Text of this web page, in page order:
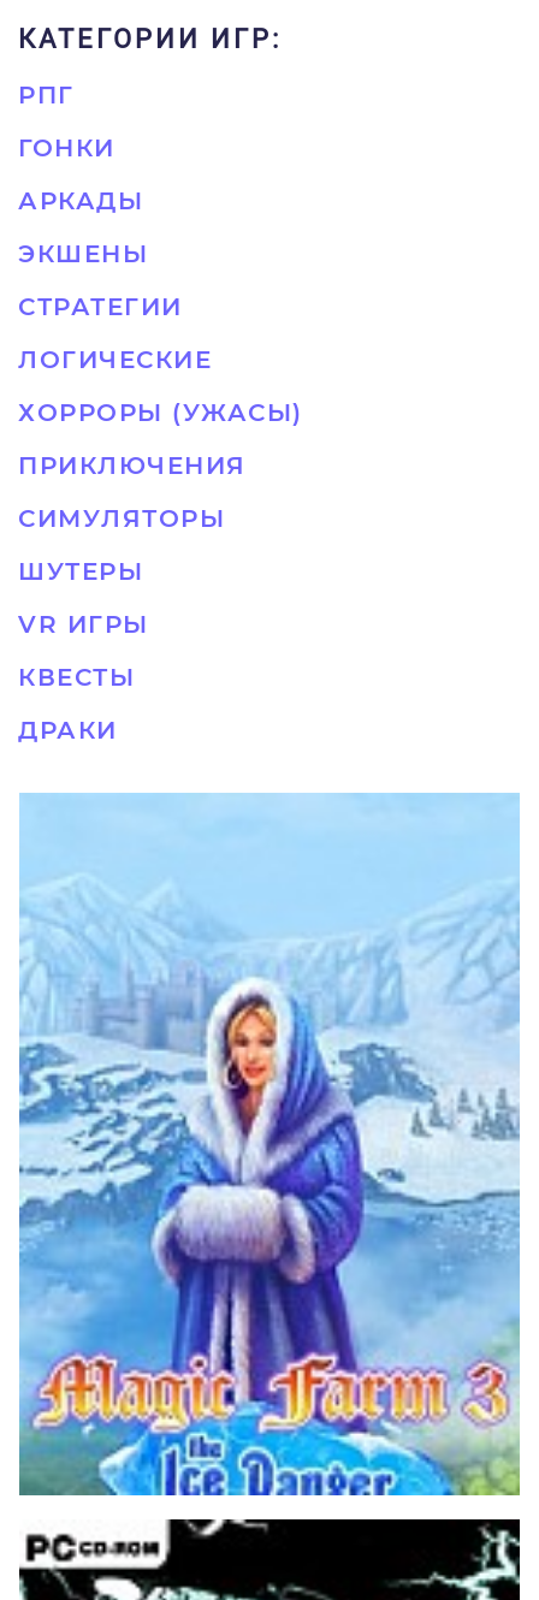
КАТЕГОРИИ ИГР:
РПГ
ГОНКИ
АРКАДЫ
ЭКШЕНЫ
СТРАТЕГИИ
ЛОГИЧЕСКИЕ
ХОРРОРЫ (УЖАСЫ)
ПРИКЛЮЧЕНИЯ
СИМУЛЯТОРЫ
ШУТЕРЫ
VR ИГРЫ
КВЕСТЫ
ДРАКИ